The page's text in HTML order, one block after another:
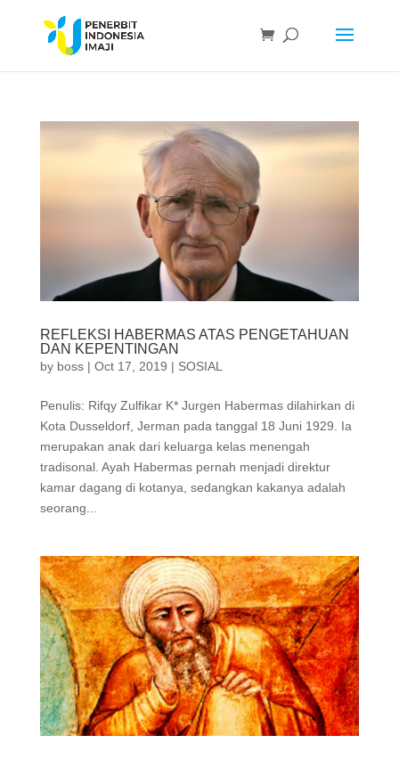
REFLEKSI HABERMAS ATAS PENGETAHUAN
DAN KEPENTINGAN
by boss| Oct 17, 2019 | SOSIAL
Penulis: Rifqy Zulfikar K* Jurgen Habermas dilahirkan di
Kota Dusseldorf, Jerman pada tanggal 18 Juni 1929. Ia
merupakan anak dari keluarga kelas menengah
tradisonal. Ayah Habermas pernah menjadi direktur
kamar dagang di kotanya, sedangkan kakanya adalah
seorang...